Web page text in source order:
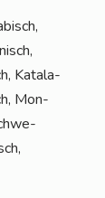
Kata­la­
Mon­